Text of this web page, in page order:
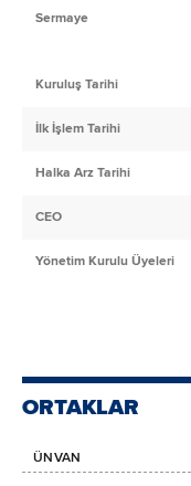
Sermaye
Kuruluş Tarihi
İlk İşlem Tarihi
Halka Arz Tarihi
CEO
Yönetim Kurulu Üyeleri
ORTAKLAR
ÜNVAN